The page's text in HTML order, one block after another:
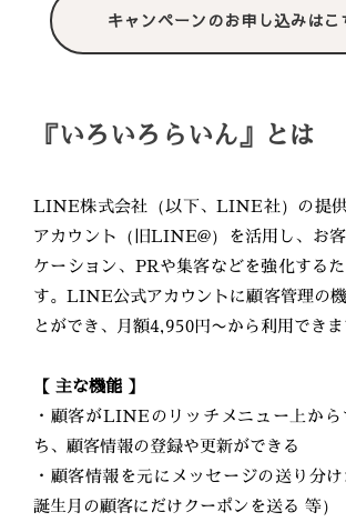
キャンペーンのお申し込みはこ
『いろいろらいん』とは
LINE株式会社（以下、LINE社）の提
アカウント（旧LINE@）を活用し、お
ケーション、PRや集客などを強化する
す。LINE公式アカウントに顧客管理の
とができ、月額4,950円〜から利用できま
【 主な機能 】
・顧客がLINEのリッチメニュー上か
ち、顧客情報の登録や更新ができる
・顧客情報を元にメッセージの送り分
誕生月の顧客にだけクーポンを送る 等）